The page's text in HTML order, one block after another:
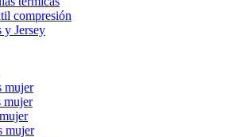
compresión
y Jersey
mujer
mujer
mujer